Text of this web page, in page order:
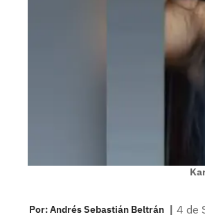
Por:Andrés Sebastián Beltrán | 4 de